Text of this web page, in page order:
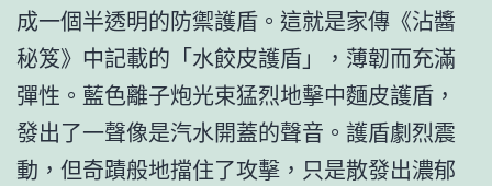
成一個半透明的防禦護盾。這就是家傳《沾醬
秘笈》中記載的「水餃皮護盾」，薄韌而充滿
彈性。藍色離子炮光束猛烈地擊中麵皮護盾，
發出了一聲像是汽水開蓋的聲音。護盾劇烈震
動，但奇蹟般地擋住了攻擊，只是散發出濃郁